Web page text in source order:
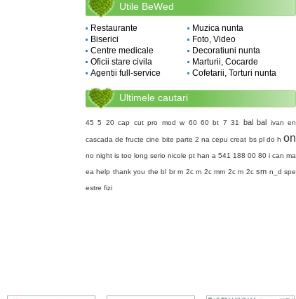
Utile BeWed
Restaurante
Biserici
Centre medicale
Oficii stare civila
Agentii full-service
Muzica nunta
Foto, Video
Decoratiuni nunta
Marturii, Cocarde
Cofetarii, Torturi nunta
Ultimele cautari
45 5 20 cap cut pro mod w 60 60 bt 7 31 bal bal ivan en
cascada de fructe cine bite parte 2 na cepu creat bs pl do h on
no night is too long serio nicole pt han a 541 188 00 80 i can ma
ea help thank you the bl br m 2c m 2c mm 2c m 2c sm n_d spe
estre fizi